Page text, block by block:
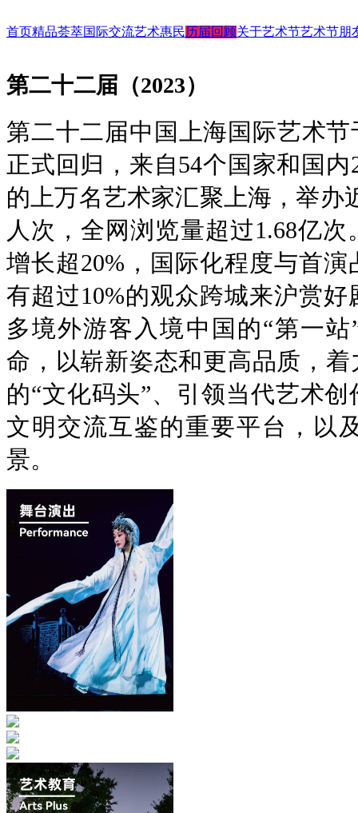
首页精品荟萃
舞台演出
展/博览
扶青计划
ARTRA自定艺
国际交流
国际演艺大会
国际对话
项目出海
艺术惠民
艺术教育
历届回顾
第二十三届（2024）
第二十二届（2023）
关于艺术节
综合评估报告
艺术节朋
合作伙伴
首页/历届回顾/第二十二届（2023）
第二十二届（2023）
第二十二届中国上海国际艺术节
正式回归，来自54个国家和国
的上万名艺术家汇聚上海，举办
人次，全网浏览量超过1.68亿
增长超20%，国际化程度与首
有超过10%的观众跨城来沪赏
多境外游客入境中国的“第一
命，以崭新姿态和更高品质，
的“文化码头”、引领当代艺术
文明交流互鉴的重要平台，以
景。